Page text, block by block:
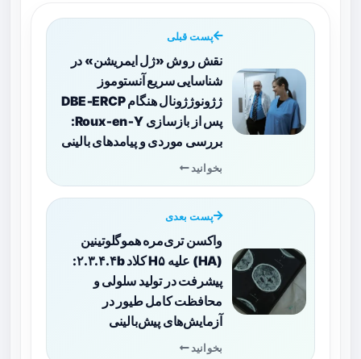
پست قبلی
نقش روش «ژل ایمریشن» در
شناسایی سریع آنستوموز
ژژونوژژونال هنگام DBE‑ERCP
پس از بازسازی Roux‑en‑Y:
بررسی موردی و پیامدهای بالینی
بخوانید
پست بعدی
واکسن تری‌مره هموگلوتینین
(HA) علیه H۵ کلاد ۲.۳.۴.۴b:
پیشرفت در تولید سلولی و
محافظت کامل طیور در
آزمایش‌های پیش‌بالینی
بخوانید